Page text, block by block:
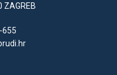
ZAGREB
655